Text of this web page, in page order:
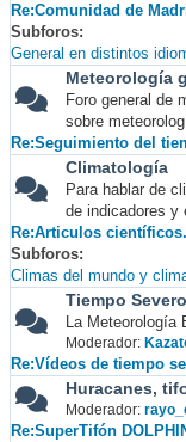
Re:Comunidad de
Subforos
General en distintos
Meteorología
Foro general de
sobre
Re:Seguimiento del
Climatología
Para hablar de
de indicadores y
Re:Articulos
Subforos
Climas del mundo y
Tiempo Severo
La Meteorología
Moderador:
Re:Vídeos de tiempo
Huracanes,
Moderador:
Re:SuperTifón